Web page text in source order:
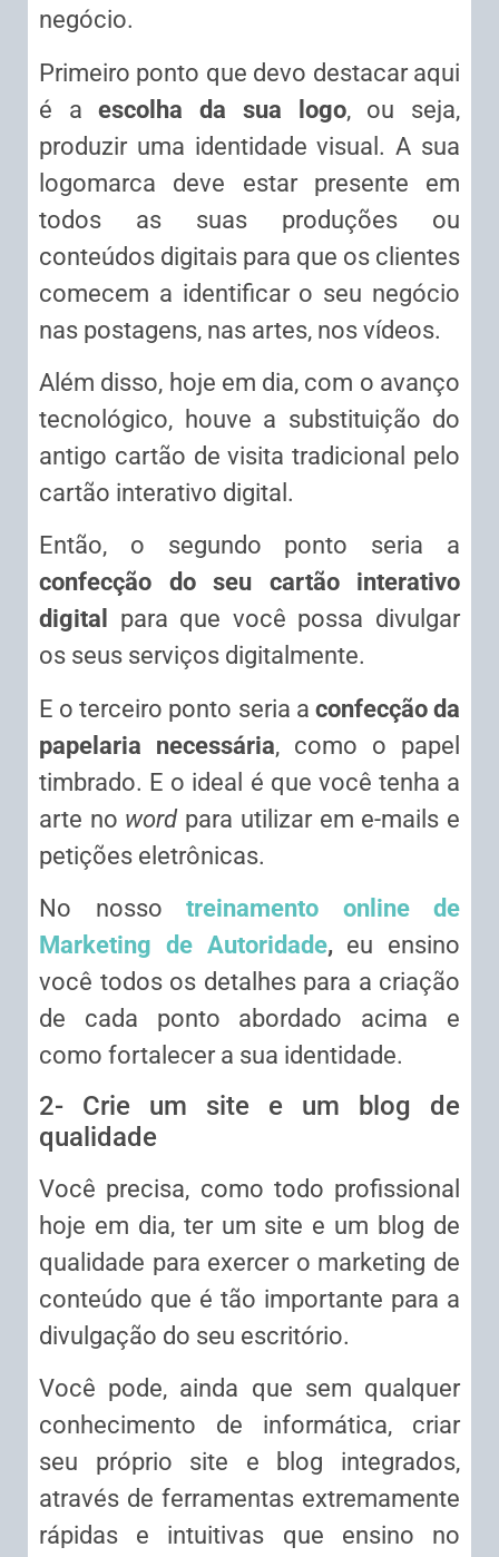
negócio.
Primeiro ponto que devo destacar aqui
é aescolha da sua logo, ou seja,
produzir uma identidade visual. A sua
logomarca deve estar presente em
todos as suas produções ou
conteúdos digitais para que os clientes
comecem a identificar o seu negócio
nas postagens, nas artes, nos vídeos.
Além disso, hoje em dia, com o avanço
tecnológico, houve a substituição do
antigo cartão de visita tradicional pelo
cartão interativo digital.
Então, o segundo ponto seria a
confecção do seu cartão interativo
digital
para que você possa divulgar
os seus serviços digitalmente.
E o terceiro ponto seria a confecção da
papelaria necessária, como o papel
timbrado. E o ideal é que você tenha a
arte no wordpara utilizar em e-mails e
petições eletrônicas.
No nosso treinamento online de
Marketing de Autoridade, eu ensino
você todos os detalhes para a criação
de cada ponto abordado acima e
como fortalecer a sua identidade.
2- Crie um site e um blog de
qualidade
Você precisa, como todo profissional
hoje em dia, ter um site e um blog de
qualidade para exercer o marketing de
conteúdo que é tão importante para a
divulgação do seu escritório.
Você pode, ainda que sem qualquer
conhecimento de informática, criar
seu próprio site e blog integrados,
através de ferramentas extremamente
rápidas e intuitivas que ensino no